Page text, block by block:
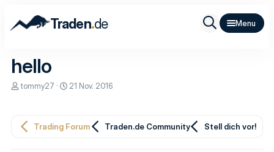
Traden.de
hello
E
e
tommy27
E
e
21 Nov. 2016
Trading Forum Traden.de Community Stell dich vor!